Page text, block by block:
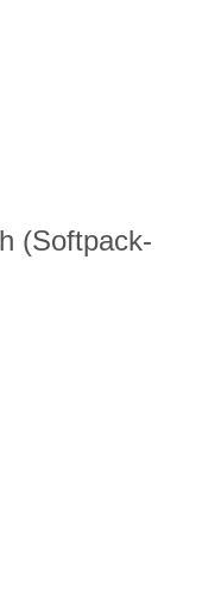
(Softpack-